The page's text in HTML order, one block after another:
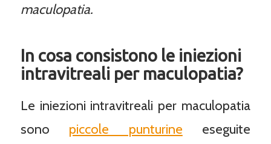
maculopatia.
In cosa consistono le iniezioni
intravitreali per maculopatia?
Le iniezioni intravitreali per maculopatia
sono piccole punturine eseguite